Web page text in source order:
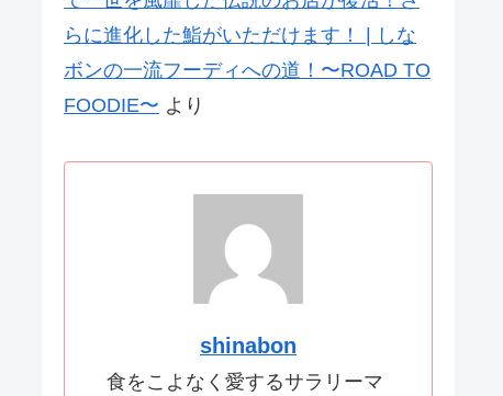
らに進化した鮨がいただけます！ | しな
ボンの一流フーディへの道！〜ROAD TO
FOODIE〜 より
shinabon
食をこよなく愛するサラリーマ